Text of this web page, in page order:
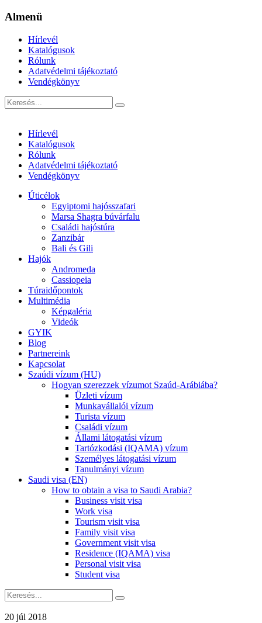
Almenü
Hírlevél
Katalógusok
Rólunk
Adatvédelmi tájékoztató
Vendégkönyv
Hírlevél
Katalógusok
Rólunk
Adatvédelmi tájékoztató
Vendégkönyv
Úticélok
Egyiptomi hajósszafari
Marsa Shagra búvárfalu
Családi hajóstúra
Zanzibár
Bali és Gili
Hajók
Andromeda
Cassiopeia
Túraidőpontok
Multimédia
Képgaléria
Videók
GYIK
Blog
Partnereink
Kapcsolat
Szaúdi vízum (HU)
Hogyan szerezzek vízumot Szaúd-Arábiába?
Üzleti vízum
Munkavállalói vízum
Turista vízum
Családi vízum
Állami látogatási vízum
Tartózkodási (IQAMA) vízum
Személyes látogatási vízum
Tanulmányi vízum
Saudi visa (EN)
How to obtain a visa to Saudi Arabia?
Business visit visa
Work visa
Tourism visit visa
Family visit visa
Government visit visa
Residence (IQAMA) visa
Personal visit visa
Student visa
20 júl 2018